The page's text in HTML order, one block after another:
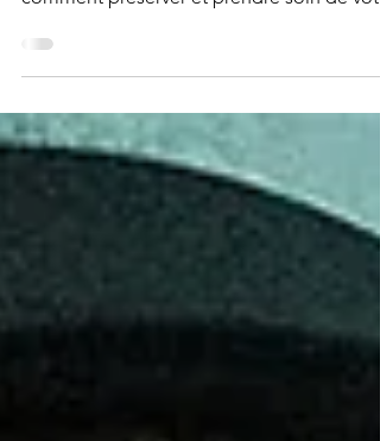
marquées, teint terne… On vous explique
comment préserver et prendre soin de
peau.